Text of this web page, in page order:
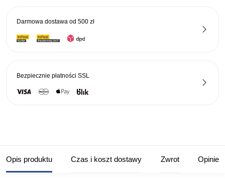
9cm
#FYP
Darmowa dostawa od 500 zł
Bezpiecznie płatności SSL
Opis produktu Czas i koszt dostawy Zwrot Opinie